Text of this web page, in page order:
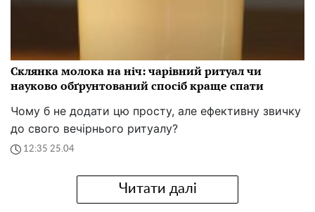
Склянка молока на ніч: чарівний ритуал чи
науково обґрунтований спосіб краще спати
Чому б не додати цю просту, але ефективну звичку
до свого вечірнього ритуалу?
12:35 25.04
Читати далі